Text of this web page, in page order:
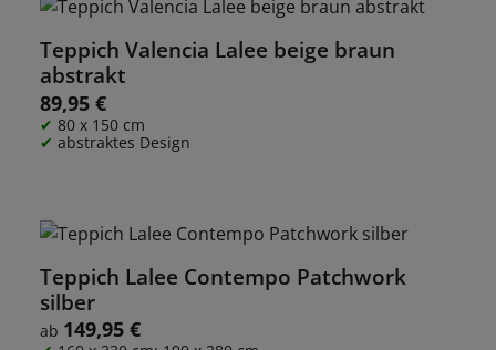
Teppich Valencia Lalee beige braun
abstrakt
Regulärer Preis:
89,95 €
80 x 150 cm
abstraktes Design
Teppich Lalee Contempo Patchwork
silber
Regulärer Preis:
ab 149,95 €